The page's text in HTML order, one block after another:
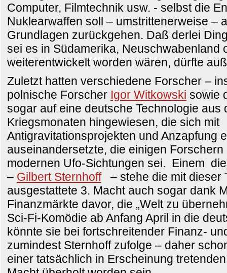
Computer, Filmtechnik usw. - selbst die
Nuklearwaffen soll – umstrittenerweise –
Grundlagen zurückgehen. Daß derlei
sei es in Südamerika, Neuschwabenland
weiterentwickelt worden wären, dürfte
Zuletzt hatten verschiedene Forscher –
polnische Forscher Igor Witkowski sowie
sogar auf eine deutsche Technologie aus
Kriegsmonaten hingewiesen, die sich mit
Antigravitationsprojekten und Anzapfung
auseinandersetzte, die einigen
modernen Ufo-Sichtungen sei. Einem
– Gilbert Sternhoff– stehe die mit dieser
ausgestattete 3. Macht auch sogar dank
Finanzmärkte davor, die „Welt zu
Sci-Fi-Komödie ab Anfang April in die
könnte sie bei fortschreitender Finanz-
zumindest Sternhoff zufolge – daher
einer tatsächlich in Erscheinung